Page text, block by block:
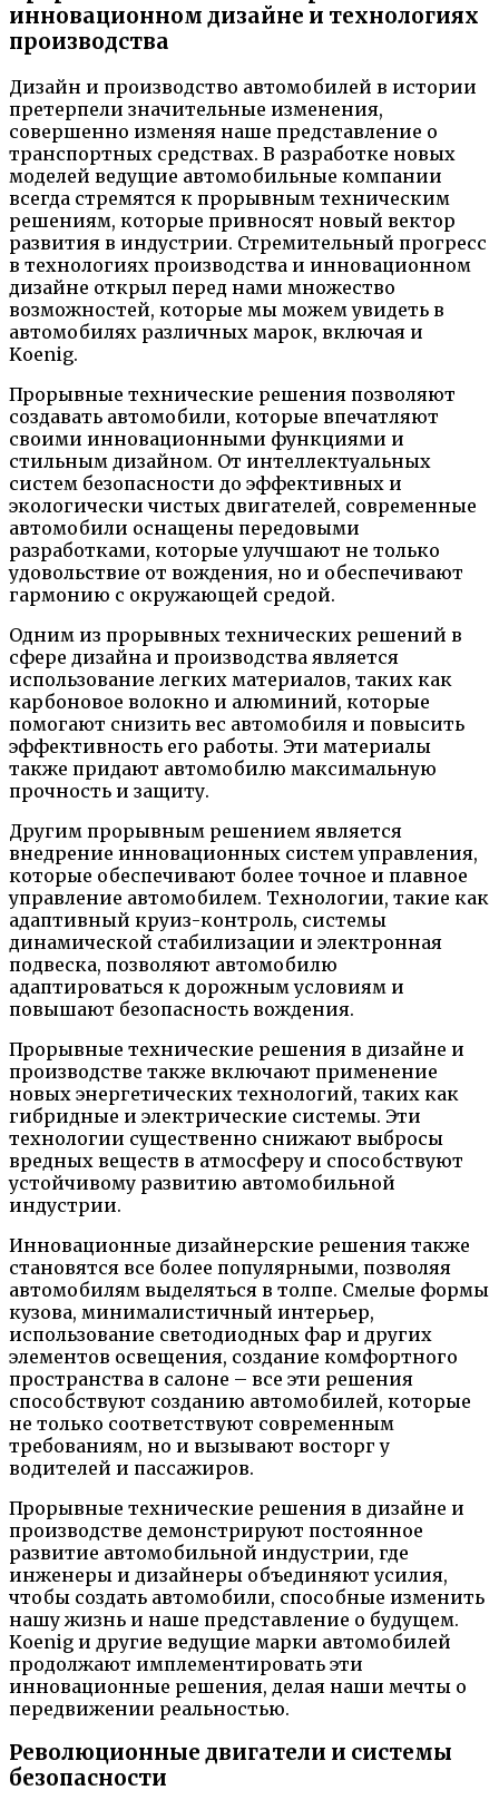
инновационном дизайне и технологиях
производства
Дизайн и производство автомобилей в истории
претерпели значительные изменения,
совершенно изменяя наше представление о
транспортных средствах. В разработке новых
моделей ведущие автомобильные компании
всегда стремятся к прорывным техническим
решениям, которые привносят новый вектор
развития в индустрии. Стремительный прогресс
в технологиях производства и инновационном
дизайне открыл перед нами множество
возможностей, которые мы можем увидеть в
автомобилях различных марок, включая и
Koenig.
Прорывные технические решения позволяют
создавать автомобили, которые впечатляют
своими инновационными функциями и
стильным дизайном. От интеллектуальных
систем безопасности до эффективных и
экологически чистых двигателей, современные
автомобили оснащены передовыми
разработками, которые улучшают не только
удовольствие от вождения, но и обеспечивают
гармонию с окружающей средой.
Одним из прорывных технических решений в
сфере дизайна и производства является
использование легких материалов, таких как
карбоновое волокно и алюминий, которые
помогают снизить вес автомобиля и повысить
эффективность его работы. Эти материалы
также придают автомобилю максимальную
прочность и защиту.
Другим прорывным решением является
внедрение инновационных систем управления,
которые обеспечивают более точное и плавное
управление автомобилем. Технологии, такие как
адаптивный круиз-контроль, системы
динамической стабилизации и электронная
подвеска, позволяют автомобилю
адаптироваться к дорожным условиям и
повышают безопасность вождения.
Прорывные технические решения в дизайне и
производстве также включают применение
новых энергетических технологий, таких как
гибридные и электрические системы. Эти
технологии существенно снижают выбросы
вредных веществ в атмосферу и способствуют
устойчивому развитию автомобильной
индустрии.
Инновационные дизайнерские решения также
становятся все более популярными, позволяя
автомобилям выделяться в толпе. Смелые формы
кузова, минималистичный интерьер,
использование светодиодных фар и других
элементов освещения, создание комфортного
пространства в салоне – все эти решения
способствуют созданию автомобилей, которые
не только соответствуют современным
требованиям, но и вызывают восторг у
водителей и пассажиров.
Прорывные технические решения в дизайне и
производстве демонстрируют постоянное
развитие автомобильной индустрии, где
инженеры и дизайнеры объединяют усилия,
чтобы создать автомобили, способные изменить
нашу жизнь и наше представление о будущем.
Koenig и другие ведущие марки автомобилей
продолжают имплементировать эти
инновационные решения, делая наши мечты о
передвижении реальностью.
Революционные двигатели и системы
безопасности